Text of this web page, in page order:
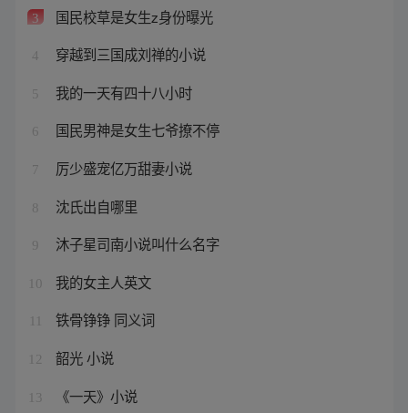
3 国民校草是女生z身份曝光
4 穿越到三国成刘禅的小说
5 我的一天有四十八小时
6 国民男神是女生七爷撩不停
7 厉少盛宠亿万甜妻小说
8 沈氏出自哪里
9 沐子星司南小说叫什么名字
10 我的女主人英文
铁骨铮铮 同义词
12 韶光 小说
13 《一天》小说